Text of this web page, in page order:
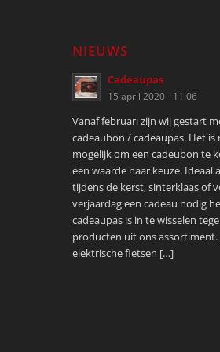
NIEUWS
Cadeaupas
15 april 2020 - 11:06
Vanaf februari zijn wij gestart
cadeaubon / cadeaupas. Het is
mogelijk om een cadeubon te
een waarde naar keuze. Ideaal
tijdens de kerst, sinterklaas of
verjaardag een cadeau nodig
cadeaupas is in te wisselen
producten uit ons assortiment.
elektrische fietsen […]